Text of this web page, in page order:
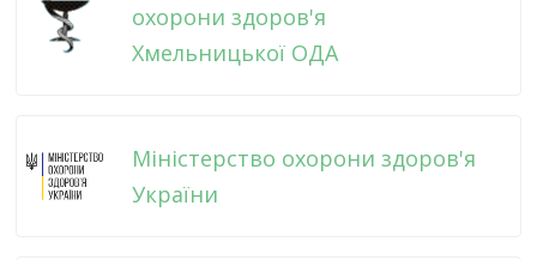
охорони здоров'я
Хмельницької ОДА
Міністерство охорони здоров'я
України